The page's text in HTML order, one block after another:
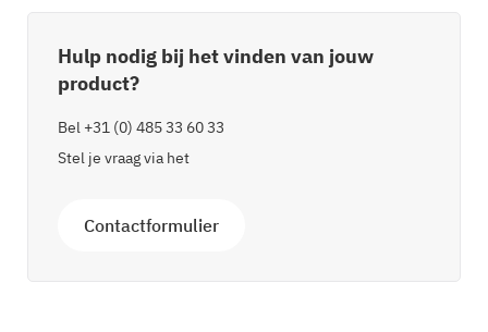
Hulp nodig bij het vinden van jouw
product?
Bel +31 (0) 485 33 60 33
Stel je vraag via het
Contactformulier